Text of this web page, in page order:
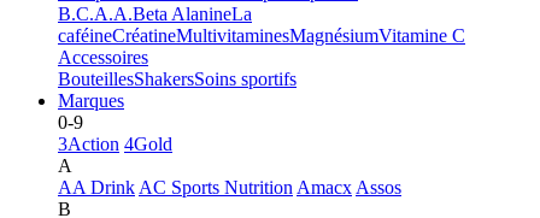
B.C.A.A.Beta AlanineLa
caféineCréatineMultivitaminesMagnésiumVitamine C
Accessoires
BouteillesShakersSoins sportifs
Marques
0-9
3Action 4Gold
A
AA Drink AC Sports Nutrition Amacx Assos
B